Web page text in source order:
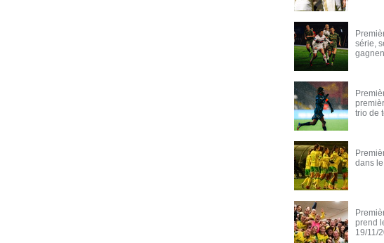
série,
trio de
dans
prend
19/11/